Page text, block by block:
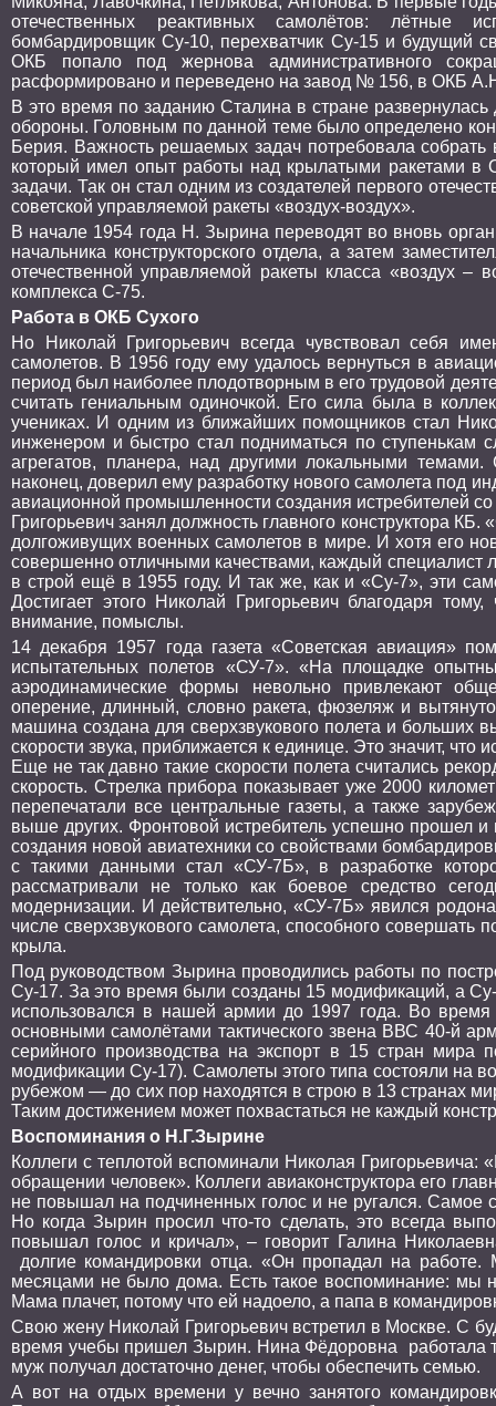
отечественных реактивных самолётов: лётные
бомбардировщик Су-10, перехватчик Су-15 и будущий
ОКБ попало под жернова административного
расформировано и переведено на завод № 156, в ОКБ
В это время по заданию Сталина в стране
обороны. Головным по данной теме было определено
Берия. Важность решаемых задач потребовала
который имел опыт работы над крылатыми ракетами в
задачи. Так он стал одним из создателей первого
советской управляемой ракеты «воздух-воздух».
В начале 1954 года Н. Зырина переводят во вновь
начальника конструкторского отдела, а затем
отечественной управляемой ракеты класса «воздух –
комплекса С-75.
Работа в ОКБ Сухого
Но Николай Григорьевич всегда чувствовал себя
самолетов. В 1956 году ему удалось вернуться в
период был наиболее плодотворным в его трудовой
считать гениальным одиночкой. Его сила была в
учениках. И одним из ближайших помощников стал
инженером и быстро стал подниматься по ступенькам
агрегатов, планера, над другими локальными
наконец, доверил ему разработку нового самолета под
авиационной промышленности создания истребителей
Григорьевич занял должность главного конструктора
долгоживущих военных самолетов в мире. И хотя его
совершенно отличными качествами, каждый специалист
в строй ещё в 1955 году. И так же, как и «Су-7», эти
Достигает этого Николай Григорьевич благодаря
внимание, помыслы.
14 декабря 1957 года газета «Советская авиация»
испытательных полетов «СУ-7». «На площадке
аэродинамические формы невольно привлекают
оперение, длинный, словно ракета, фюзеляж и
машина создана для сверхзвукового полета и больших
скорости звука, приближается к единице. Это значит, что
Еще не так давно такие скорости полета считались
скорость. Стрелка прибора показывает уже 2000
перепечатали все центральные газеты, а также
выше других. Фронтовой истребитель успешно прошел
создания новой авиатехники со свойствами
с такими данными стал «СУ-7Б», в разработке
рассматривали не только как боевое средство
модернизации. И действительно, «СУ-7Б» явился
числе сверхзвукового самолета, способного совершать
крыла.
Под руководством Зырина проводились работы по
Су-17. За это время были созданы 15 модификаций, а
использовался в нашей армии до 1997 года. Во
основными самолётами тактического звена ВВС 40-й
серийного производства на экспорт в 15 стран мира
модификации Су-17). Самолеты этого типа состояли на
рубежом — до сих пор находятся в строю в 13 странах
Таким достижением может похвастаться не каждый
Воспоминания о Н.Г.Зырине
Коллеги с теплотой вспоминали Николая
обращении человек». Коллеги авиаконструктора его
не повышал на подчиненных голос и не ругался. Самое
Но когда Зырин просил что-то сделать, это всегда
повышал голос и кричал», – говорит Галина
долгие командировки отца. «Он пропадал на
месяцами не было дома. Есть такое воспоминание: мы
Мама плачет, потому что ей надоело, а папа в
Свою жену Николай Григорьевич встретил в Москве. С
время учебы пришел Зырин. Нина Фёдоровна работала
муж получал достаточно денег, чтобы обеспечить семью.
А вот на отдых времени у вечно занятого